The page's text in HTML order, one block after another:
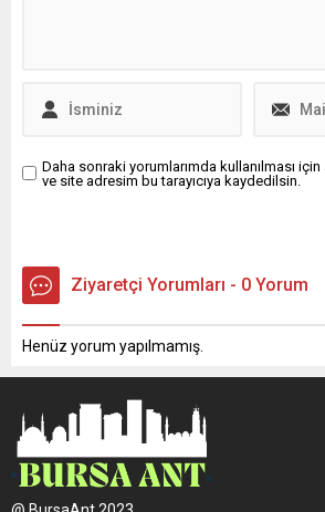
Daha sonraki yorumlarımda kullanılması
ve site adresim bu tarayıcıya kaydedilsin.
Ziyaretçi Yorumları - 0 Yorum
Henüz yorum yapılmamış.